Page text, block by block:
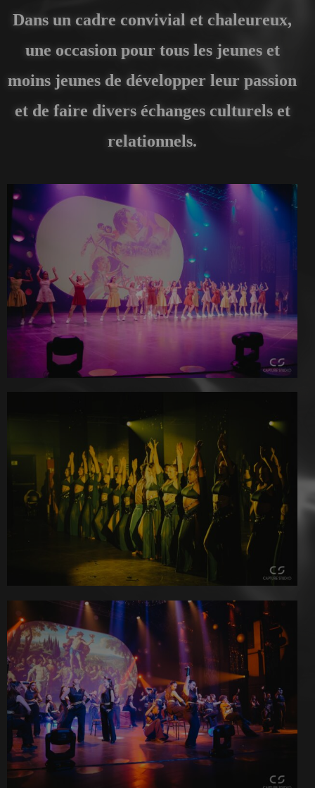
Dans un cadre convivial et chaleureux,
une occasion pour tous les jeunes et
moins jeunes de développer leur passion
et de faire divers échanges culturels et
relationnels.